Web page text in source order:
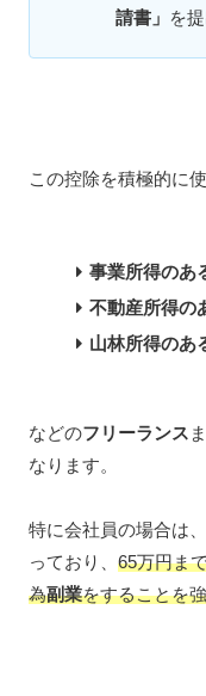
請書」 を
この控除を積極的に
事業所得のあ
不動産所得の
山林所得のあ
などのフリーランス
なります。
特に会社員の場合は
っており、 65万円ま
為副業をすることを